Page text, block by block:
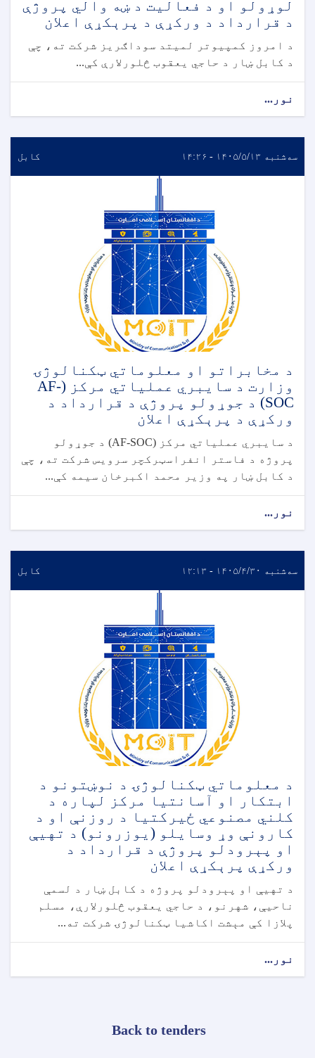
لوړولو او د فعالیت د ښه والي پروژې
د قرارداد د ورکړې د پرېکړې اعلان
د امروز کمپیوتر لمیتد سوداګریز شرکت ته، چې
د کابل ښار د حاجي یعقوب څلورلارې کې...
نور...
سه‌شنبه ۱۴۰۵/۵/۱۳ - ۱۴:۲۶ کابل
د مخابراتو او معلوماتي ټکنالوژۍ
وزارت د سایبري عملیاتي مرکز (AF-
SOC) د جوړولو پروژې د قرارداد د
ورکړې د پرېکړې اعلان
د سایبري عملیاتي مرکز (AF-SOC) د جوړولو
پروژه د فاستر انفراسټرکچر سرویس شرکت ته، چې
د کابل ښار په وزیر محمد اکبرخان سیمه کې...
نور...
سه‌شنبه ۱۴۰۵/۴/۳۰ - ۱۲:۱۳ کابل
د معلوماتي ټکنالوژۍ د نوښتونو د
ابتکار او آسانتیا مرکز لپاره د
کلني مصنوعي ځیرکتیا د روزنې او د
کارونې وړ وسایلو (یوزرونو) د تهيې
او پېرودلو پروژې د قرارداد د
ورکړې پرېکړې اعلان
د تهيې او پېرودلو پروژه د کابل ښار د لسمې
ناحیې، شهرنو، د حاجي یعقوب څلورلارې، مسلم
پلازا کې مېشت اکاشیا ټکنالوژۍ شرکت ته...
نور...
Back to tenders